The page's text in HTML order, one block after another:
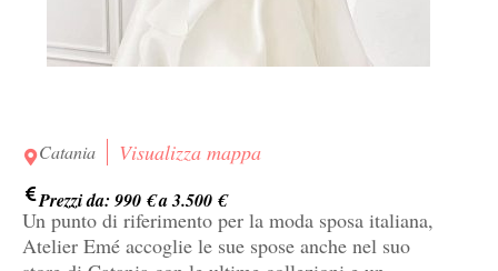
Catania Visualizza mappa
Prezzi da: 990 € a 3.500 €
Un punto di riferimento per la moda sposa italiana,
Atelier Emé accoglie le sue spose anche nel suo